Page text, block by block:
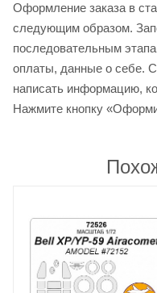
Оформление заказа в
следующим образом.
последовательным
оплаты, данные о себе.
написать информацию,
Нажмите кнопку